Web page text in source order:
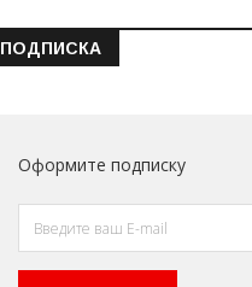
ПОДПИСКА
Оформите подписку